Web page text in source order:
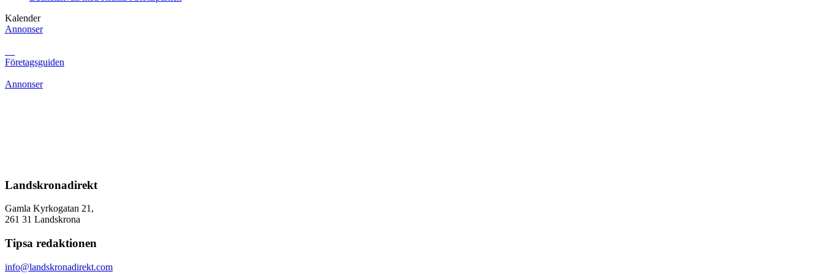
Kalender
Annonser
Företagsguiden
Annonser
Landskronadirekt
Gamla Kyrkogatan 21,
261 31 Landskrona
Tipsa redaktionen
info@landskronadirekt.com